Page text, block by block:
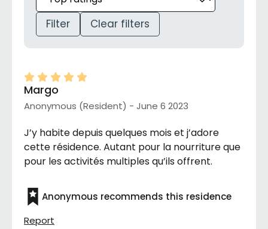
Filter Clear filters
Margo
Anonymous (Resident) - June 6 2023
J’y habite depuis quelques mois et j’adore
cette résidence. Autant pour la nourriture que
pour les activités multiples qu’ils offrent.
Anonymous recommends this residence
Report